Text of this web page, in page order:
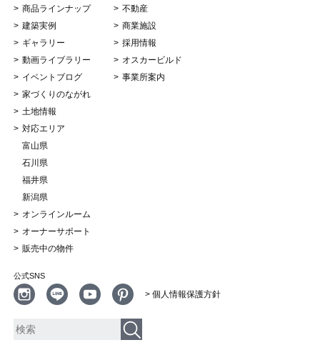
商品ラインナップ
建築実例
ギャラリー
動画ライブラリー
イベントブログ
家づくりのながれ
土地情報
対応エリア
富山県
石川県
福井県
新潟県
オンラインルーム
オーナーサポート
販売中の物件
不動産
商業施設
採用情報
オスカービルド
事業所案内
公式SNS
> 個人情報保護方針